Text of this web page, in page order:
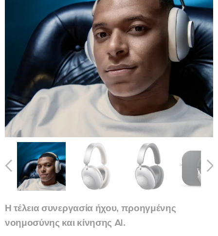
Η τέλεια συνεργασία ήχου, προηγμένης
νοημοσύνης και κίνησης AI.